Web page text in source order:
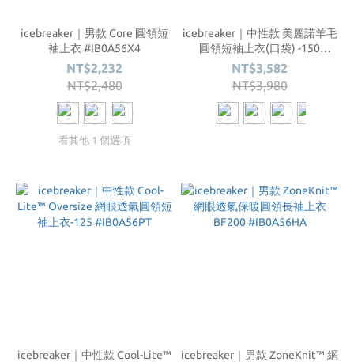
icebreaker｜男款 Core 圓領短
袖上衣 #IB0A56X4
NT$2,232
NT$2,480
看其他 1 個選項
icebreaker｜中性款 美麗諾羊毛
圓領短袖上衣(口袋) -150
#IB0A56ZD
NT$3,582
NT$3,980
icebreaker｜中性款 Cool-Lite™
icebreaker｜男款 ZoneKnit™ 網